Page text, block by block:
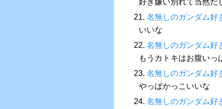
好き嫌い別れて当然だ
21. 名無しのガンダム好
いいな
22. 名無しのガンダム好
もうカトキはお腹い
23. 名無しのガンダム好
やっぱかっこいいな
24. 名無しのガンダム好